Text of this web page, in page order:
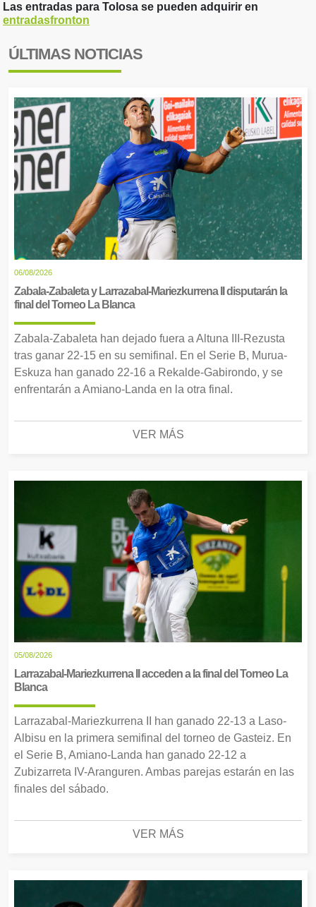
Las entradas para Tolosa se pueden adquirir en
entradasfronton
ÚLTIMAS NOTICIAS
06/08/2026
Zabala-Zabaleta y Larrazabal-Mariezkurrena II disputarán la
final del Torneo La Blanca
Zabala-Zabaleta han dejado fuera a Altuna III-Rezusta
tras ganar 22-15 en su semifinal. En el Serie B, Murua-
Eskuza han ganado 22-16 a Rekalde-Gabirondo, y se
enfrentarán a Amiano-Landa en la otra final.
VER MÁS
05/08/2026
Larrazabal-Mariezkurrena II acceden a la final del Torneo La
Blanca
Larrazabal-Mariezkurrena II han ganado 22-13 a Laso-
Albisu en la primera semifinal del torneo de Gasteiz. En
el Serie B, Amiano-Landa han ganado 22-12 a
Zubizarreta IV-Aranguren. Ambas parejas estarán en las
finales del sábado.
VER MÁS